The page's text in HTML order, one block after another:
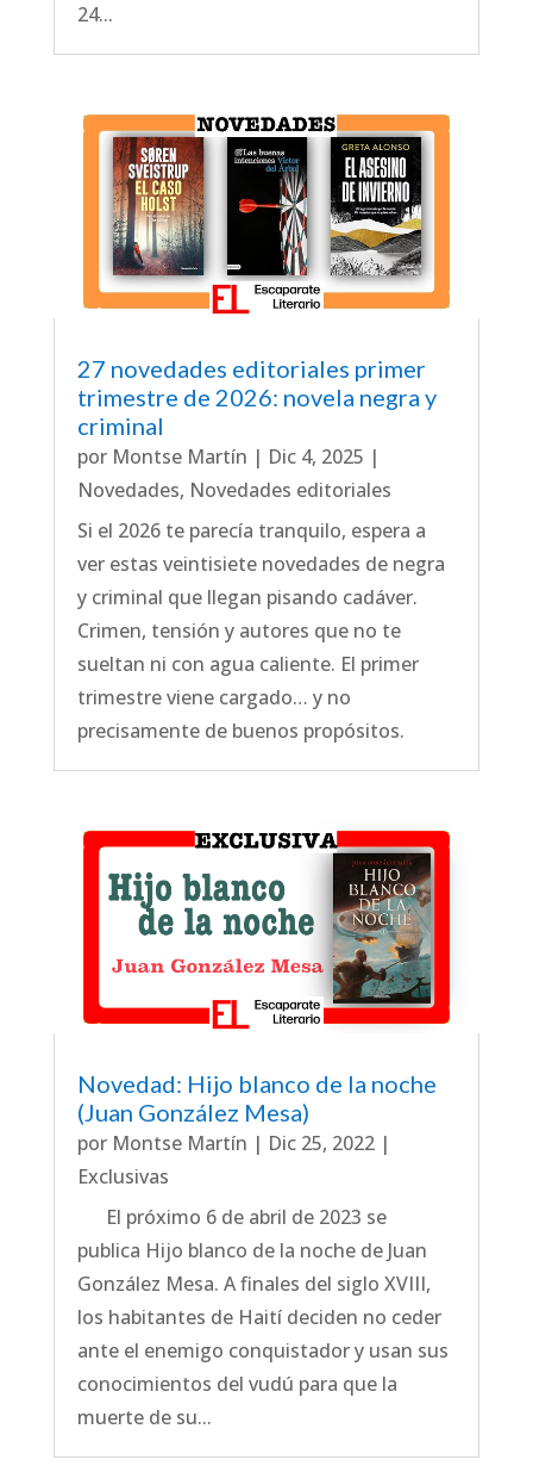
24...
27 novedades editoriales primer
trimestre de 2026: novela negra y
criminal
por Montse Martín | Dic 4, 2025 |
Novedades, Novedades editoriales
Si el 2026 te parecía tranquilo, espera a
ver estas veintisiete novedades de negra
y criminal que llegan pisando cadáver.
Crimen, tensión y autores que no te
sueltan ni con agua caliente. El primer
trimestre viene cargado… y no
precisamente de buenos propósitos.
Novedad: Hijo blanco de la noche
(Juan González Mesa)
por Montse Martín | Dic 25, 2022|
Exclusivas
El próximo 6 de abril de 2023 se
publica Hijo blanco de la noche de Juan
González Mesa. A finales del siglo XVIII,
los habitantes de Haití deciden no ceder
ante el enemigo conquistador y usan sus
conocimientos del vudú para que la
muerte de su...